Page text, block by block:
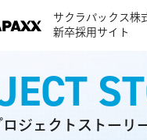
サクラパックス株
新卒採用サイト
ロジェクトストーリ